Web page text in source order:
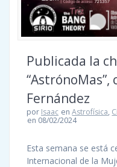
Publicada la
Fernández
por Isaac enAstrofísica,
en 08/02/2024
Esta semana se está
Internacional de la